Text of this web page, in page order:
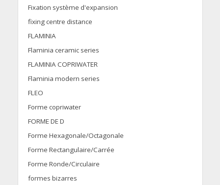
Fixation système d'expansion
fixing centre distance
FLAMINIA
Flaminia ceramic series
FLAMINIA COPRIWATER
Flaminia modern series
FLEO
Forme copriwater
FORME DE D
Forme Hexagonale/Octagonale
Forme Rectangulaire/Carrée
Forme Ronde/Circulaire
formes bizarres